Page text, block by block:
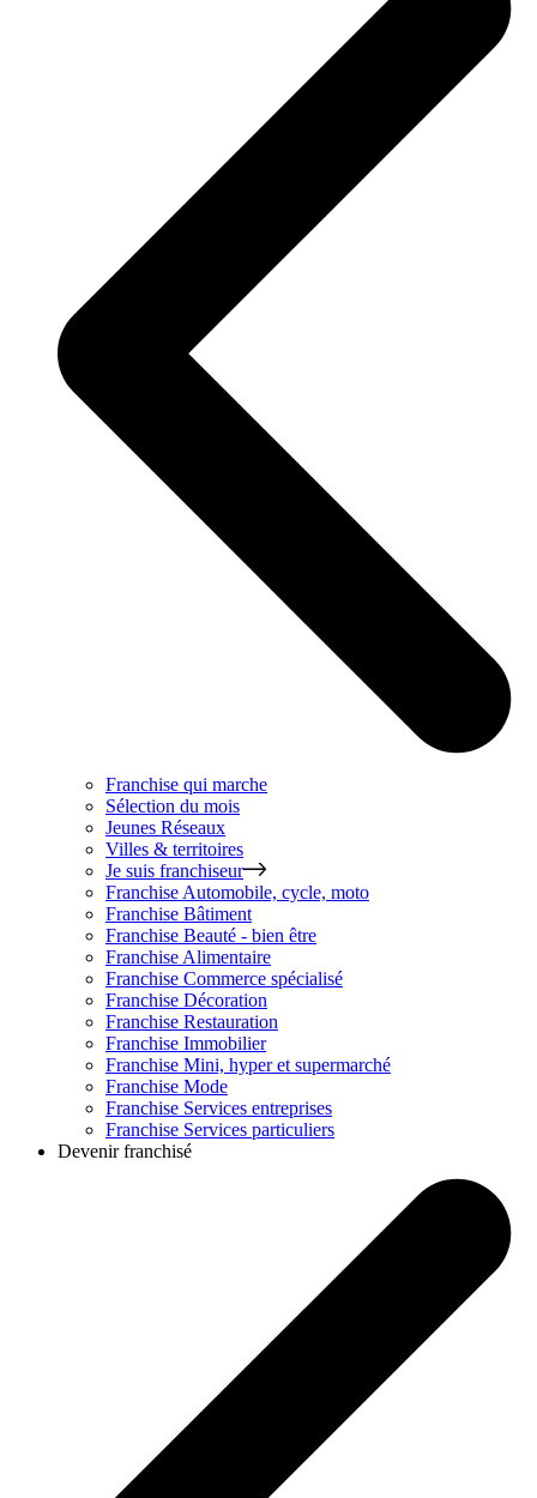
Franchise qui marche
Sélection du mois
Jeunes Réseaux
Villes & territoires
Je suis franchiseur
Franchise Automobile, cycle, moto
Franchise Bâtiment
Franchise Beauté - bien être
Franchise Alimentaire
Franchise Commerce spécialisé
Franchise Décoration
Franchise Restauration
Franchise Immobilier
Franchise Mini, hyper et supermarché
Franchise Mode
Franchise Services entreprises
Franchise Services particuliers
Devenir franchisé